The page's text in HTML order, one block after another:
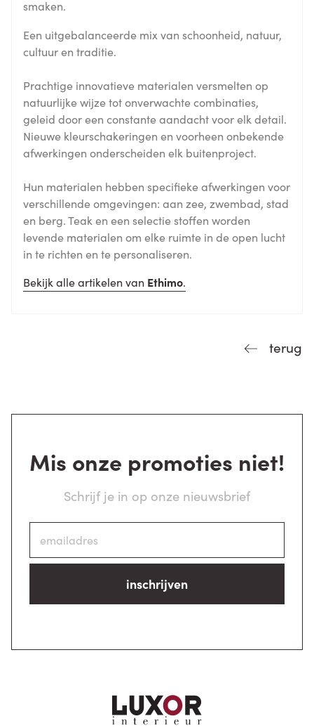
smaken.
Een uitgebalanceerde mix van schoonheid, natuur,
cultuur en traditie.
Prachtige innovatieve materialen versmelten op
natuurlijke wijze tot onverwachte combinaties,
geleid door een constante aandacht voor elk detail.
Nieuwe kleurschakeringen en voorheen onbekende
afwerkingen onderscheiden elk buitenproject.
Hun materialen hebben specifieke afwerkingen voor
verschillende omgevingen: aan zee, zwembad, stad
en berg. Teak en een selectie stoffen worden
levende materialen om elke ruimte in de open lucht
in te richten en te personaliseren.
Bekijk alle artikelen van Ethimo.
terug
Mis onze promoties niet!
Schrijf je in op onze nieuwsbrief
inschrijven